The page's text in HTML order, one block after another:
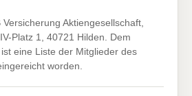
Aktiengesellschaft,
Platz 1, 40721 Hilden. Dem
eine Liste der Mitglieder des
worden.